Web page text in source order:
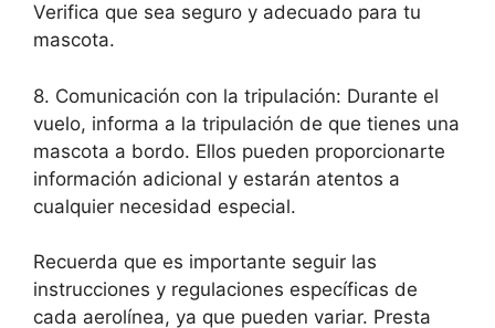
Verifica que sea seguro y adecuado para tu
mascota.
8. Comunicación con la tripulación: Durante el
vuelo, informa a la tripulación de que tienes una
mascota a bordo. Ellos pueden proporcionarte
información adicional y estarán atentos a
cualquier necesidad especial.
Recuerda que es importante seguir las
instrucciones y regulaciones específicas de
cada aerolínea, ya que pueden variar. Presta